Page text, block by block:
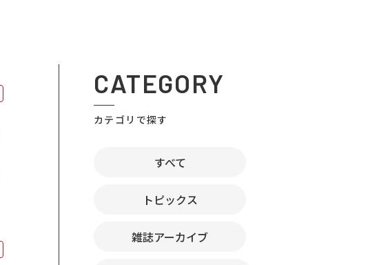
CATEGORY
カテゴリで探す
すべて
トピックス
雑誌アーカイブ